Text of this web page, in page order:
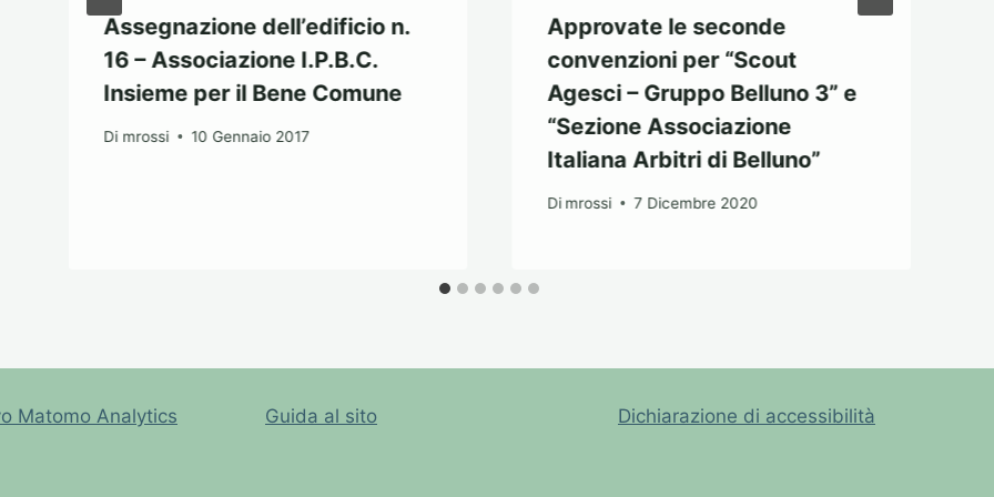
Assegnazione dell’edificio n.
16 – Associazione I.P.B.C.
Insieme per il Bene Comune
Di mrossi 10 Gennaio 2017
Approvate le seconde
convenzioni per “Scout
Agesci – Gruppo Belluno 3” e
“Sezione Associazione
Italiana Arbitri di Belluno”
Di mrossi 7 Dicembre 2020
Matomo Analytics Guida al sito Dichiarazione di accessibilità